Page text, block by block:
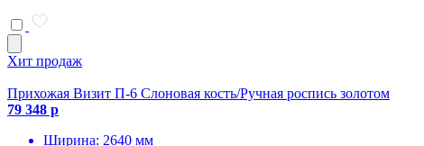
Хит продаж
Прихожая Визит П-6 Слоновая кость/Ручная роспись золотом
79 348 р
Ширина: 2640 мм